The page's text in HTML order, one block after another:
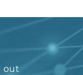
out